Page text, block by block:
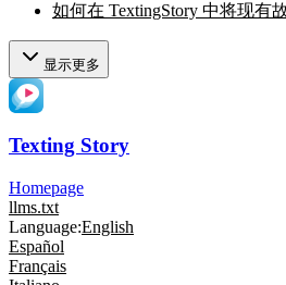
如何在 TextingStory 中将现有
显示更多
Texting Story
Homepage
llms.txt
Language:English
Español
Français